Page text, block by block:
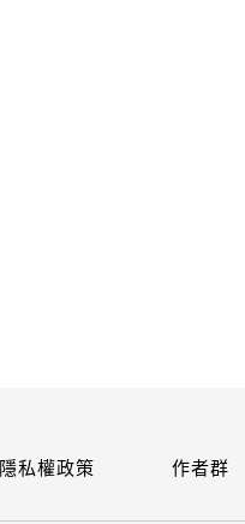
隱私權政策 作者群